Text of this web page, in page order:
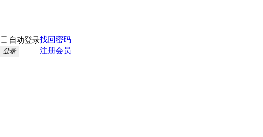
自动登录找回密码
登录 注册会员